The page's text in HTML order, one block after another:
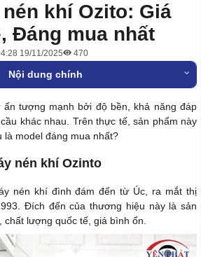
nén khí Ozito: Giá
Đáng mua nhất
19/11/2025 470
Nội dung chính
ấn tượng mạnh bởi độ bền, khả năng đáp
khác nhau. Trên thực tế, sản phẩm này
model đáng mua nhất?
nén khí Ozinto
nén khí đình đám đến từ Úc, ra mắt thị
Đích đến của thương hiệu này là sản
chất lượng quốc tế, giá bình ổn.